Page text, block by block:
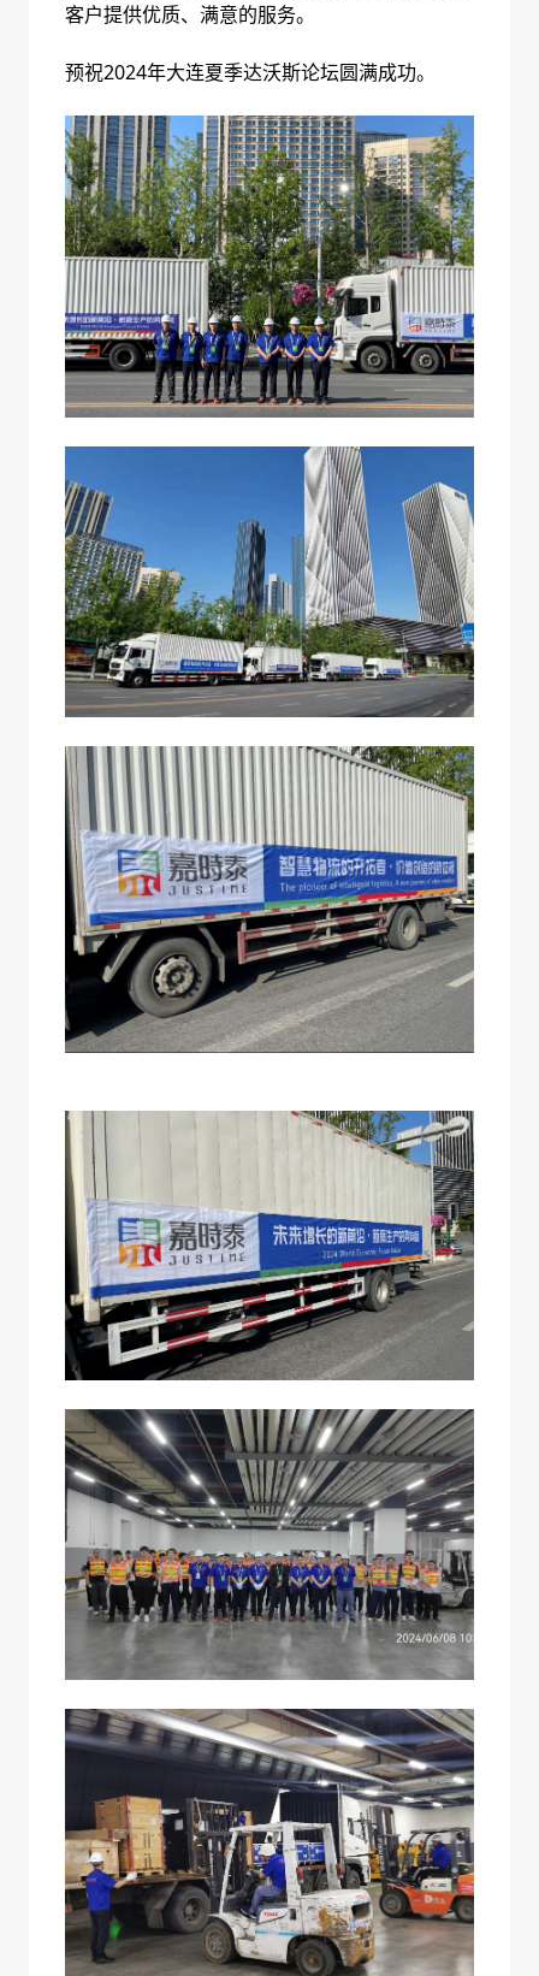
客户提供优质、满意的服务。
预祝2024年大连夏季达沃斯论坛圆满成功。